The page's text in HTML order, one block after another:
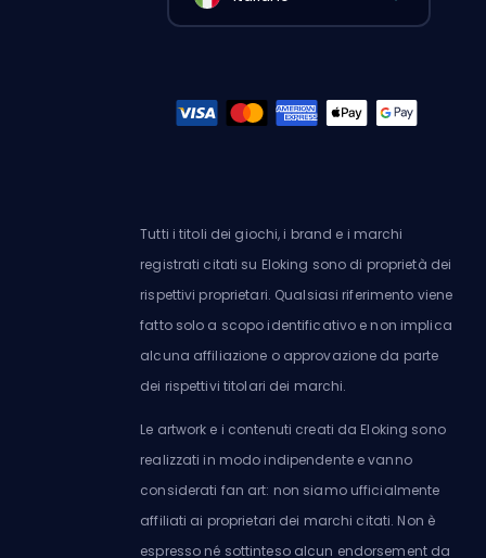
Tutti i titoli dei giochi, i brand e i marchi
registrati citati su Eloking sono di proprietà dei
rispettivi proprietari. Qualsiasi riferimento viene
fatto solo a scopo identificativo e non implica
alcuna affiliazione o approvazione da parte
dei rispettivi titolari dei marchi.
Le artwork e i contenuti creati da Eloking sono
realizzati in modo indipendente e vanno
considerati fan art: non siamo ufficialmente
affiliati ai proprietari dei marchi citati. Non è
espresso né sottinteso alcun endorsement da